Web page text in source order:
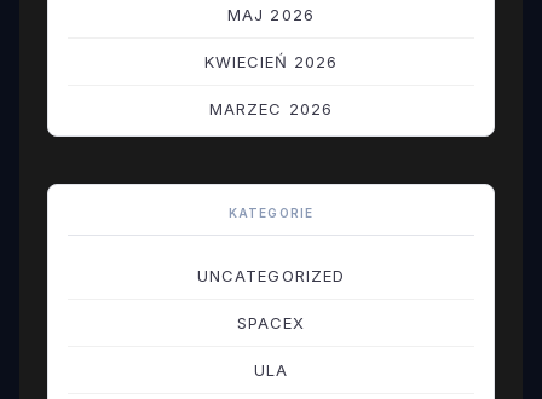
MAJ 2026
KWIECIEŃ 2026
MARZEC 2026
KATEGORIE
UNCATEGORIZED
SPACEX
ULA